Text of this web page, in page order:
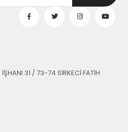
31 / 73-74 SİRKECİ FATİH